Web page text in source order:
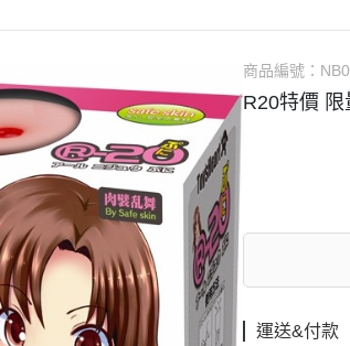
商品編號：
R20特價
運送&付款